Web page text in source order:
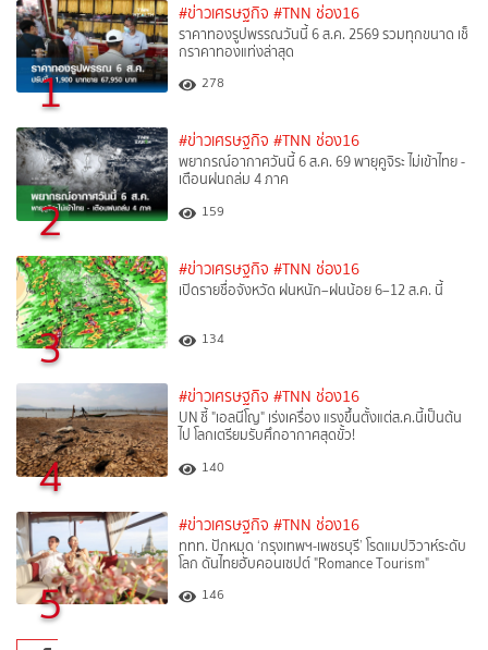
1
#ข่าวเศรษฐกิจ #TNN ช่อง16
ราคาทองรูปพรรณวันนี้ 6 ส.ค. 2569 รวมทุกขนาด เช็
กราคาทองแท่งล่าสุด
278
2
#ข่าวเศรษฐกิจ #TNN ช่อง16
พยากรณ์อากาศวันนี้ 6 ส.ค. 69 พายุคูจิระ ไม่เข้าไทย -
เตือนฝนถล่ม 4 ภาค
159
3
#ข่าวเศรษฐกิจ #TNN ช่อง16
เปิดรายชื่อจังหวัด ฝนหนัก–ฝนน้อย 6–12 ส.ค. นี้
134
4
#ข่าวเศรษฐกิจ #TNN ช่อง16
UN ชี้ "เอลนีโญ" เร่งเครื่อง แรงขึ้นตั้งแต่ส.ค.นี้เป็นต้น
ไป โลกเตรียมรับศึกอากาศสุดขั้ว!
140
5
#ข่าวเศรษฐกิจ #TNN ช่อง16
ททท. ปักหมุด ‘กรุงเทพฯ-เพชรบุรี’ โรดแมปวิวาห์ระดับ
โลก ดันไทยฮับคอนเซปต์ "Romance Tourism"
146